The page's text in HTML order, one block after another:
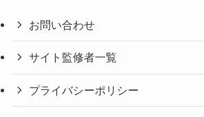
お問い合わせ
サイト監修者一覧
プライバシーポリシー